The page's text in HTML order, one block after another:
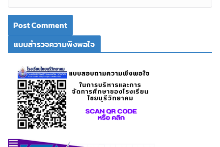
แบบสำรวจความพึงพอใจ